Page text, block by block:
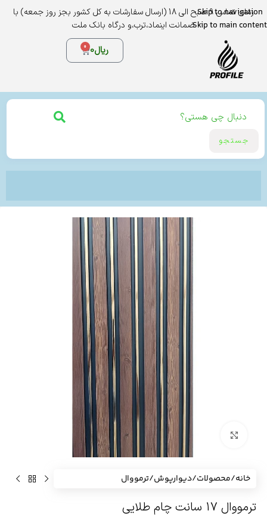
Skip to navigation
Skip to main content
زمان تماس 9 صبح الی 18 (ارسال سفارشات به کل کشور بجز روز جمعه) با
ضمانت اینماد،ترب،و درگاه بانک ملت
ریال0
0
جستجو
برای بزرگنمایی کلیک کنید
خانه/محصولات/دیوارپوش/ترمووال
ترمووال 17 سانت چام طلایی